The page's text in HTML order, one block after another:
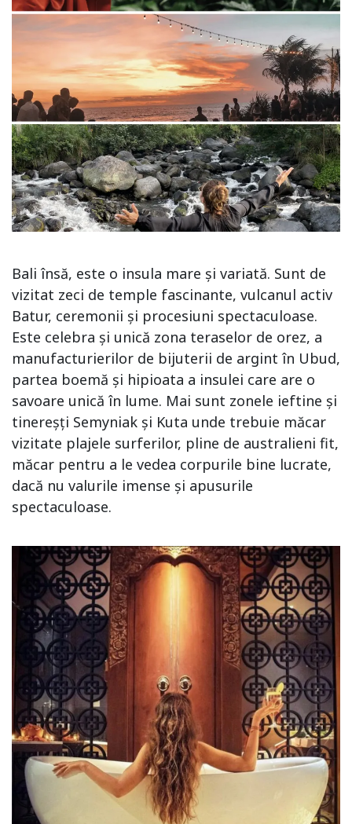
Bali însă, este o insula mare și variată. Sunt de
vizitat zeci de temple fascinante, vulcanul activ
Batur, ceremonii și procesiuni spectaculoase.
Este celebra și unică zona teraselor de orez, a
manufacturierilor de bijuterii de argint în Ubud,
partea boemă și hipioata a insulei care are o
savoare unică în lume. Mai sunt zonele ieftine și
tinereșți Semyniak și Kuta unde trebuie măcar
vizitate plajele surferilor, pline de australieni fit,
măcar pentru a le vedea corpurile bine lucrate,
dacă nu valurile imense și apusurile
spectaculoase.